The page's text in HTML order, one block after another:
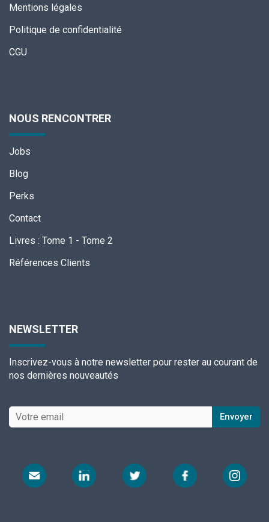
Mentions légales
Politique de confidentialité
CGU
NOUS RENCONTRER
Jobs
Blog
Perks
Contact
Livres : Tome 1 - Tome 2
Références Clients
NEWSLETTER
Inscrivez-vous à notre newsletter pour rester au courant de
nos dernières nouveautés